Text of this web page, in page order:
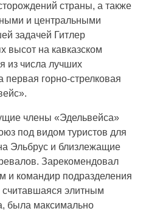
страны, а также
и центральными
задачей Гитлер
высот на кавказском
из числа лучших
горно-стрелковая
члены «Эдельвейса»
под видом туристов для
Эльбрус и близлежащие
Зарекомендовал
и командир подразделения
элитным
была максимально